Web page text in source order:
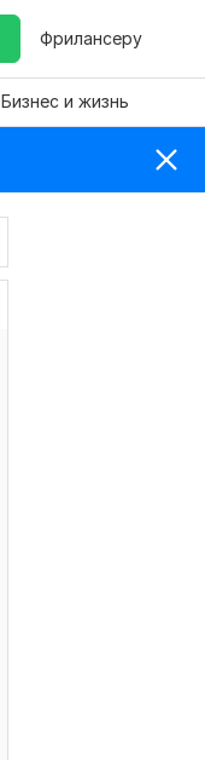
Фрилансеру
Бизнес и жизнь